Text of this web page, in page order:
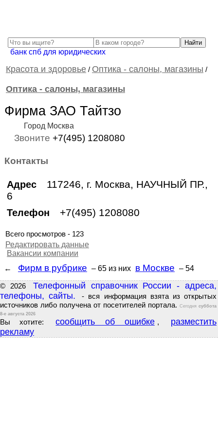
банк спб для юридических
Красота и здоровье / Оптика - салоны, магазины /
Оптика - салоны, магазины
Фирма ЗАО Тайтзо
Город Москва
Звоните +7(495) 1208080
Контакты
Адрес
117246, г. Москва, НАУЧНЫЙ ПР.,
6
Телефон +7(495) 1208080
Всего просмотров - 123
Редактировать данные
Вакансии компании
←
Фирм в рубрике – 65 из них в Москве – 54
© 2026
Телефонный справочник России - адреса,
телефоны, сайты.
- вся информация взята из открытых
источников либо получена от посетителей портала. Сегодня суббота
8-е августа 2026
Вы хотите: сообщить об ошибке ,
разместить
рекламу